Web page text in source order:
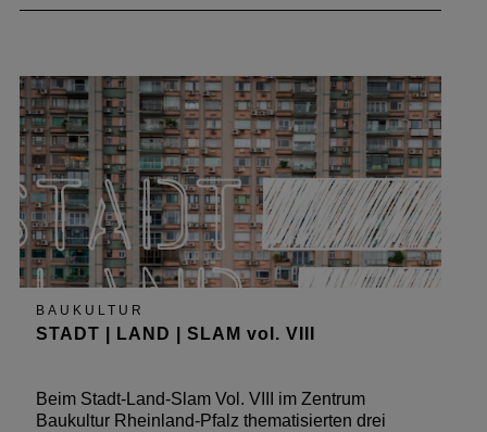
BAUKULTUR
STADT | LAND | SLAM vol. VIII
Beim Stadt-Land-Slam Vol. VIII im Zentrum
Baukultur Rheinland-Pfalz thematisierten drei